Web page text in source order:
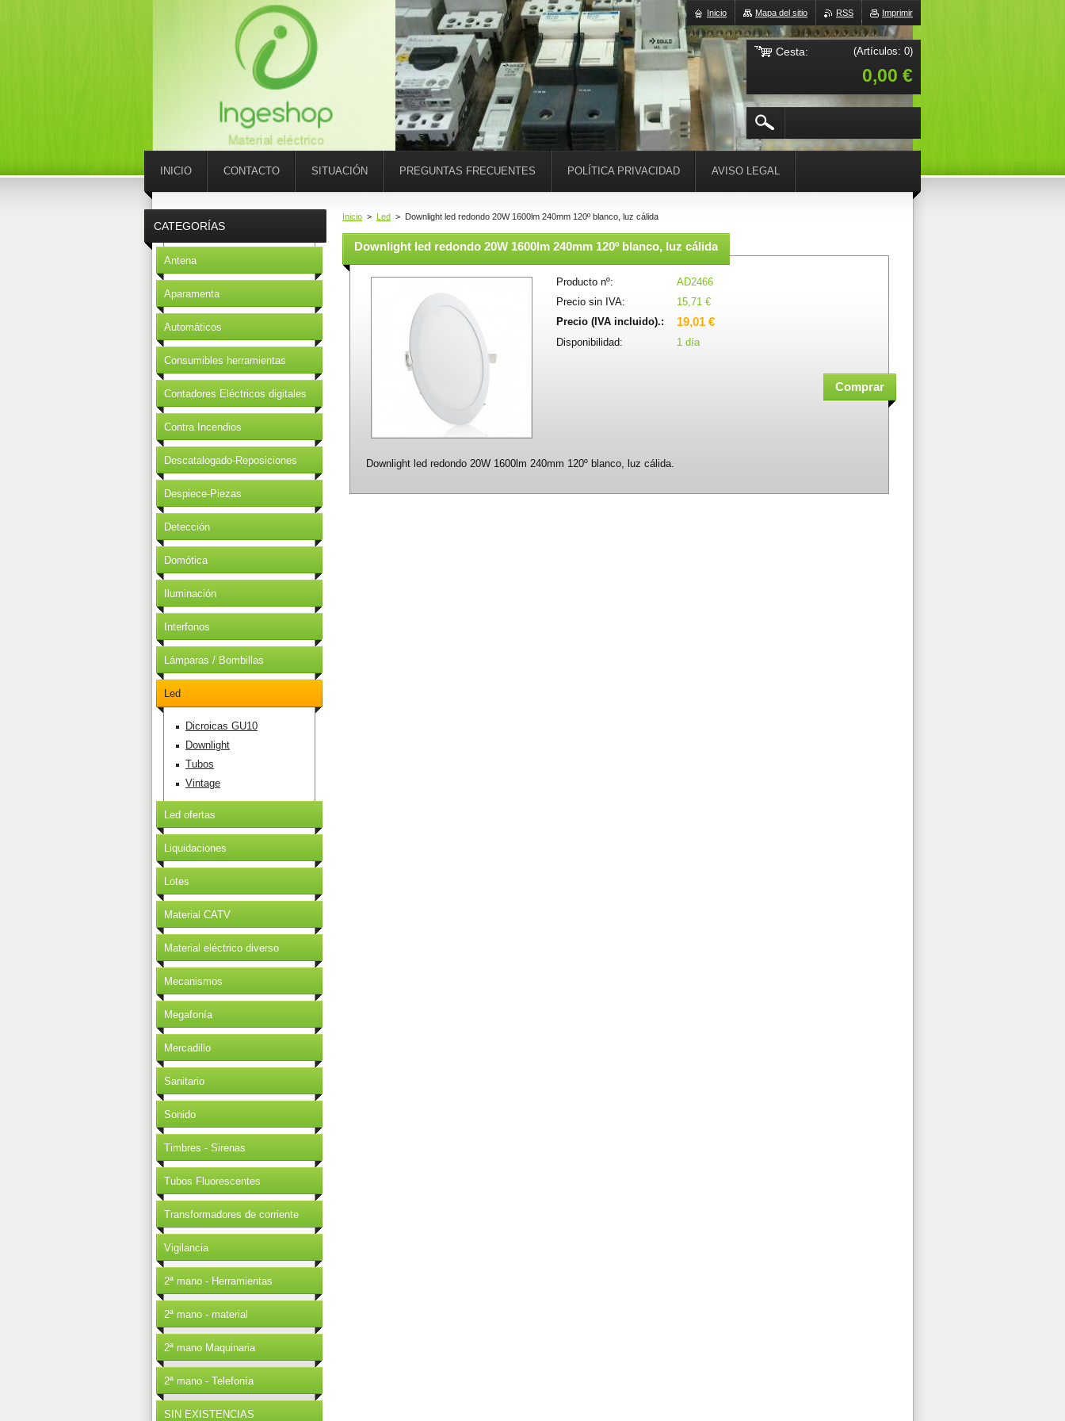
Inicio > Led > Downlight led redondo 20W 1600lm 240mm 120º blanco, luz cálida
Downlight led redondo 20W 1600lm 240mm 120º blanco, luz cálida
Producto nº:
AD2466
Precio sin IVA:
15,71 €
Precio (IVA incluido).:
19,01 €
Disponibilidad: 1 día
Downlight led redondo 20W 1600lm 240mm 120º blanco, luz cálida.
CATEGORÍAS
Antena
Aparamenta
Automáticos
Consumibles herramientas
Contadores Eléctricos digitales
Contra Incendios
Descatalogado-Reposiciones
Despiece-Piezas
Detección
Domótica
Iluminación
Interfonos
Lámparas / Bombillas
Led
Dicroicas GU10
Downlight
Tubos
Vintage
Led ofertas
Liquidaciones
Lotes
Material CATV
Material eléctrico diverso
Mecanismos
Megafonía
Mercadillo
Sanitario
Sonido
Timbres - Sirenas
Tubos Fluorescentes
Transformadores de corriente
Vigilancia
2ª mano - Herramientas
2ª mano - material
2ª mano Maquinaria
2ª mano - Telefonía
SIN EXISTENCIAS
INICIO CONTACTO SITUACIÓN PREGUNTAS FRECUENTES POLÍTICA PRIVACIDAD AVISO LEGAL
Imprimir
RSS
Mapa del sitio
Inicio
Cesta: (Artículos: 0)
0,00 €